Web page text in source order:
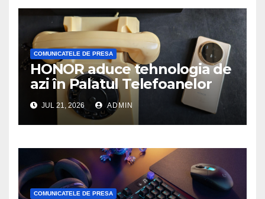
COMUNICATELE DE PRESA
HONOR aduce tehnologia de
azi în Palatul Telefoanelor
JUL 21, 2026 ADMIN
COMUNICATELE DE PRESA